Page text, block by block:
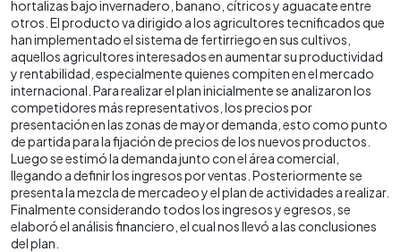
hortalizas bajo invernadero, banano, cítricos y aguacate entre
otros. El producto va dirigido a los agricultores tecnificados que
han implementado el sistema de fertirriego en sus cultivos,
aquellos agricultores interesados en aumentar su productividad
y rentabilidad, especialmente quienes compiten en el mercado
internacional. Para realizar el plan inicialmente se analizaron los
competidores más representativos, los precios por
presentación en las zonas de mayor demanda, esto como punto
de partida para la fijación de precios de los nuevos productos.
Luego se estimó la demanda junto con el área comercial,
llegando a definir los ingresos por ventas. Posteriormente se
presenta la mezcla de mercadeo y el plan de actividades a realizar.
Finalmente considerando todos los ingresos y egresos, se
elaboró el análisis financiero, el cual nos llevó a las conclusiones
del plan.